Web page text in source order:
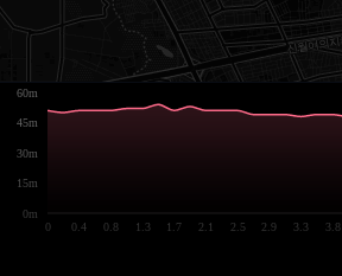
0 0.4 0.8 1.3 1.7 2.1 2.5 2.9 3.3 3.8
0m
15m
30m
45m
60m